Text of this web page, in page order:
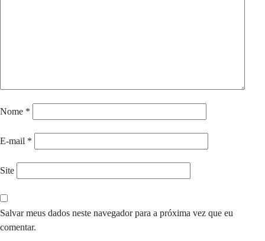
Nome *
E-mail *
Site
Salvar meus dados neste navegador para a próxima vez que eu
comentar.